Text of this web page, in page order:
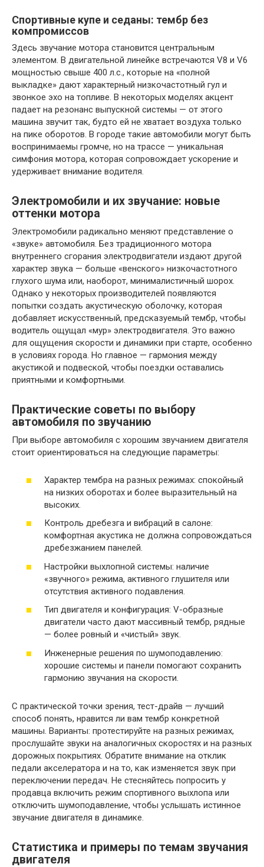
Спортивные купе и седаны: тембр без
компромиссов
Здесь звучание мотора становится центральным
элементом. В двигательной линейке встречаются V8 и V6
мощностью свыше 400 л.с., которые на «полной
выкладке» дают характерный низкочастотный гул и
звонкое эхо на топливе. В некоторых моделях акцент
падает на резонанс выпускной системы — от этого
машина звучит так, будто ей не хватает воздуха только
на пике оборотов. В городе такие автомобили могут быть
воспринимаемы громче, но на трассе — уникальная
симфония мотора, которая сопровождает ускорение и
удерживает внимание водителя.
Электромобили и их звучание: новые
оттенки мотора
Электромобили радикально меняют представление о
«звуке» автомобиля. Без традиционного мотора
внутреннего сгорания электродвигатели издают другой
характер звука — больше «венского» низкочастотного
глухого шума или, наоборот, минималистичный шорох.
Однако у некоторых производителей появляются
попытки создать акустическую оболочку, которая
добавляет искусственный, предсказуемый тембр, чтобы
водитель ощущал «мур» электродвигателя. Это важно
для ощущения скорости и динамики при старте, особенно
в условиях города. Но главное — гармония между
акустикой и подвеской, чтобы поездки оставались
приятными и комфортными.
Практические советы по выбору
автомобиля по звучанию
При выборе автомобиля с хорошим звучанием двигателя
стоит ориентироваться на следующие параметры:
Характер тембра на разных режимах: спокойный
на низких оборотах и более выразительный на
высоких.
Контроль дребезга и вибраций в салоне:
комфортная акустика не должна сопровождаться
дребезжанием панелей.
Настройки выхлопной системы: наличие
«звучного» режима, активного глушителя или
отсутствия активного подавления.
Тип двигателя и конфигурация: V-образные
двигатели часто дают массивный тембр, рядные
— более ровный и «чистый» звук.
Инженерные решения по шумоподавлению:
хорошие системы и панели помогают сохранить
гармонию звучания на скорости.
С практической точки зрения, тест-драйв — лучший
способ понять, нравится ли вам тембр конкретной
машины. Варианты: протестируйте на разных режимах,
прослушайте звуки на аналогичных скоростях и на разных
дорожных покрытиях. Обратите внимание на отклик
педали акселератора и на то, как изменяется звук при
переключении передач. Не стесняйтесь попросить у
продавца включить режим спортивного выхлопа или
отключить шумоподавление, чтобы услышать истинное
звучание двигателя в динамике.
Статистика и примеры по темам звучания
двигателя